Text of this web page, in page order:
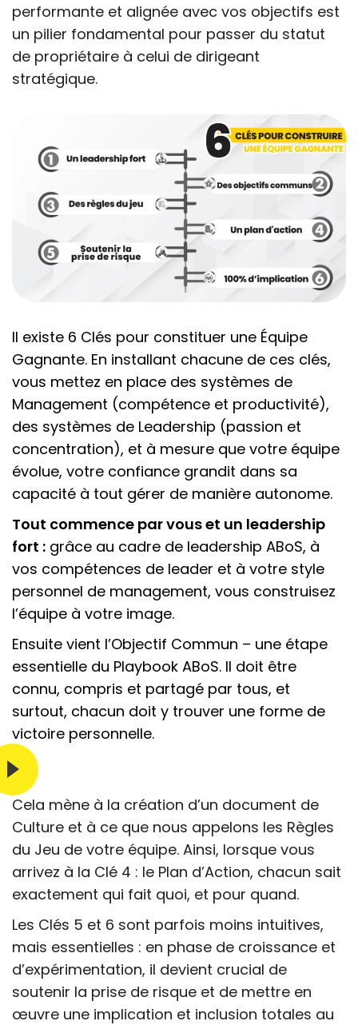
performante et alignée avec vos objectifs est
un pilier fondamental pour passer du statut
de propriétaire à celui de dirigeant
stratégique.
Il existe 6 Clés pour constituer une Équipe
Gagnante. En installant chacune de ces clés,
vous mettez en place des systèmes de
Management (compétence et productivité),
des systèmes de Leadership (passion et
concentration), et à mesure que votre équipe
évolue, votre confiance grandit dans sa
capacité à tout gérer de manière autonome.
Tout commence par vous et un leadership
fort : grâce au cadre de leadership ABoS, à
vos compétences de leader et à votre style
personnel de management, vous construisez
l’équipe à votre image.
Ensuite vient l’Objectif Commun – une étape
essentielle du Playbook ABoS. Il doit être
connu, compris et partagé par tous, et
surtout, chacun doit y trouver une forme de
victoire personnelle.
Cela mène à la création d’un document de
Culture et à ce que nous appelons les Règles
du Jeu de votre équipe. Ainsi, lorsque vous
arrivez à la Clé 4 : le Plan d’Action, chacun sait
exactement qui fait quoi, et pour quand.
Les Clés 5 et 6 sont parfois moins intuitives,
mais essentielles : en phase de croissance et
d’expérimentation, il devient crucial de
soutenir la prise de risque et de mettre en
œuvre une implication et inclusion totales au